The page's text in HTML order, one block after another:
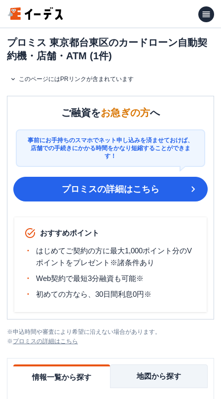
プロミス 東京都台東区のカードローン自動契
約機・店舗・ATM (1件)
このページにはPRリンクが含まれています
ご融資をお急ぎの方へ
事前にお手持ちのスマホでネット申し込みを済ませておけば、
店舗での手続きにかかる時間をかなり短縮することができま
す！
プロミスの詳細はこちら
おすすめポイント
はじめてご契約の方に最大1,000ポイント分のV
ポイントをプレゼント※諸条件あり
Web契約で最短3分融資も可能※
初めての方なら、30日間利息0円※
※申込時間や審査により希望に沿えない場合があります。
※プロミスの詳細はこちら
情報一覧から探す 地図から探す